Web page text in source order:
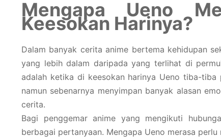
Mengapa Ueno
Keesokan Harinya?
Dalam banyak cerita anime bertema kehidupan
yang lebih dalam daripada yang terlihat di
adalah ketika di keesokan harinya Ueno tiba-
namun sebenarnya menyimpan banyak alasan
cerita.
Bagi penggemar anime yang mengikuti
berbagai pertanyaan. Mengapa Ueno merasa